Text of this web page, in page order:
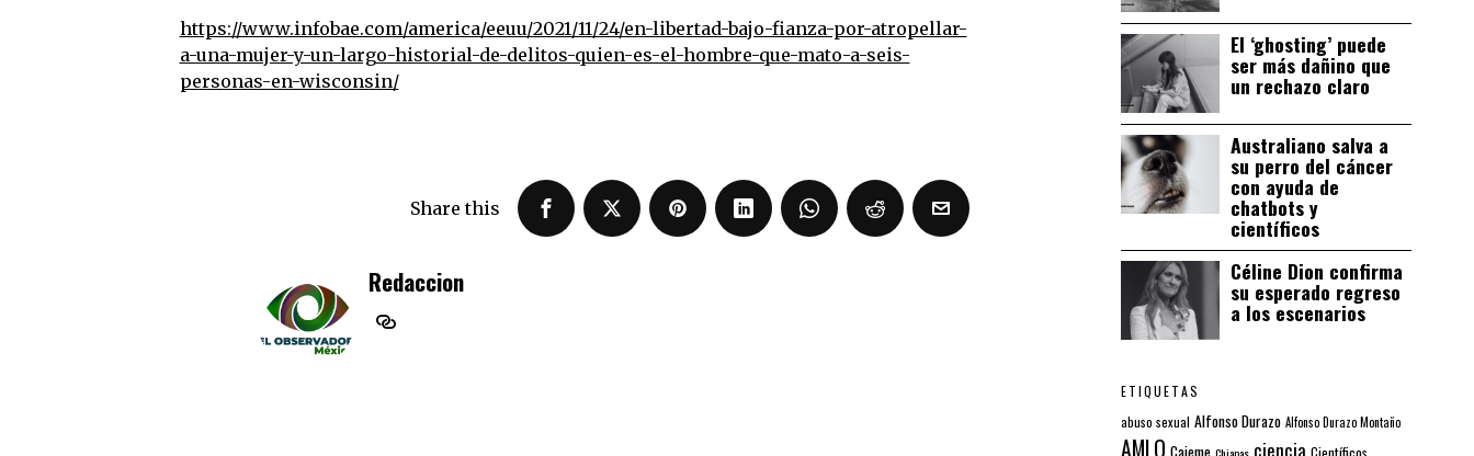
https://www.infobae.com/america/eeuu/2021/11/24/en-libertad-bajo-fianza-por-atropellar-
a-una-mujer-y-un-largo-historial-de-delitos-quien-es-el-hombre-que-mato-a-seis-
personas-en-wisconsin/
Share this
Redaccion
El ‘ghosting’ puede
ser más dañino que
un rechazo claro
Australiano salva a
su perro del cáncer
con ayuda de
chatbots y
científicos
Céline Dion confirma
su esperado regreso
a los escenarios
ETIQUETAS
abuso sexual Alfonso Durazo Alfonso Durazo Montaño
AMLO Cajeme ciencia